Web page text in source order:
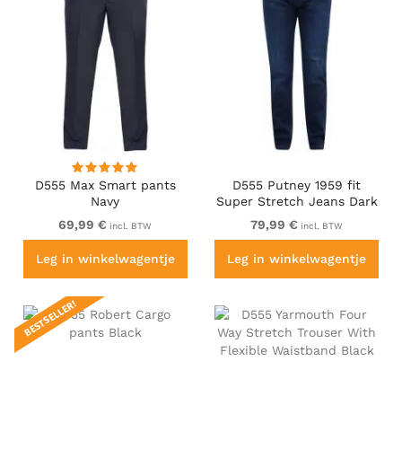
D555 Max Smart pants
Navy
69,99 € incl. BTW
Leg in winkelwagentje
D555 Putney 1959 fit
Super Stretch Jeans Dark
Wash
79,99 € incl. BTW
Leg in winkelwagentje
BESTSELLER!